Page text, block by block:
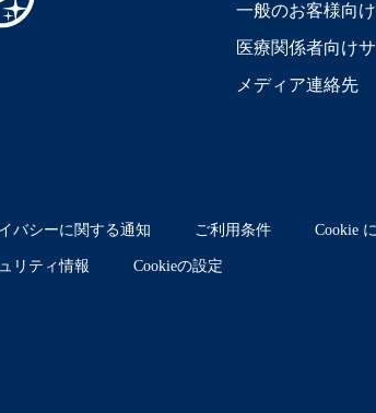
一般のお客様向
医療関係者向け
メディア連絡先
バシーに関する通知 ご利用条件 Cookie
リティ情報 Cookieの設定